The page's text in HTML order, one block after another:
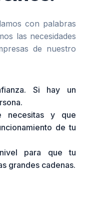
con palabras
las necesidades
de nuestro
Si hay un
necesitas y que
de tu
para que tu
grandes cadenas.